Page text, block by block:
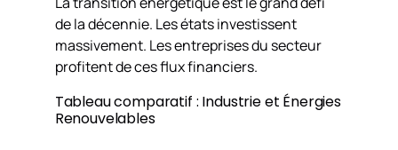
de la décennie. Les états investissent
massivement. Les entreprises du secteur
profitent de ces flux financiers.
Tableau comparatif : Industrie et Énergies
Renouvelables